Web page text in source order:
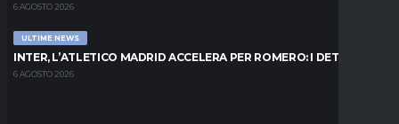
6 AGOSTO 2026
ULTIME NEWS
INTER, L’ATLETICO MADRID ACCELERA PER ROMERO: I DETTAGLI
6 AGOSTO 2026